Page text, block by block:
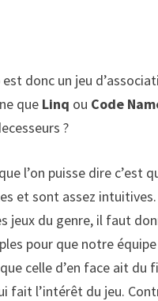
est donc un jeu
queLinq ou Code
?
l’on puisse dire c’est
et sont assez
jeux du genre, il faut
pour que notre
celle d’en face ait du
fait l’intérêt du jeu.